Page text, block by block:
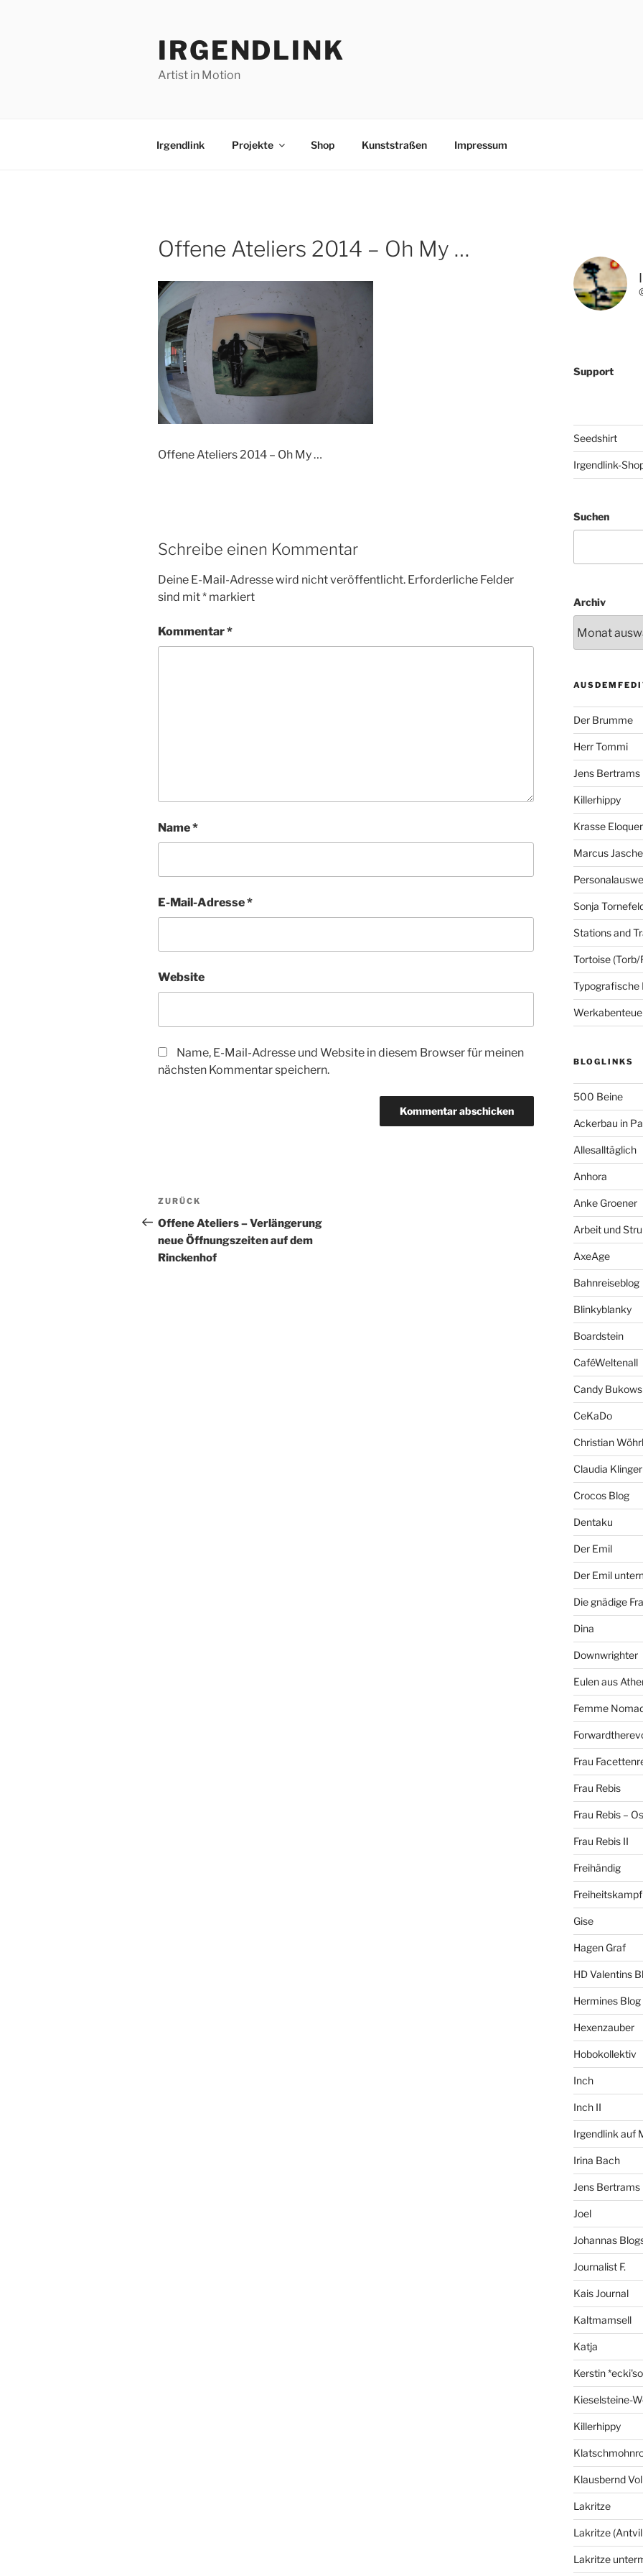
IRGENDLINK
Artist in Motion
Irgendlink Projekte Shop Kunststraßen Impressum
Offene Ateliers 2014 – Oh My …
Offene Ateliers 2014 – Oh My …
Schreibe einen Kommentar
Deine E-Mail-Adresse wird nicht veröffentlicht. Erforderliche Felder
sind mit* markiert
Kommentar*
Name*
E-Mail-Adresse*
Website
Name, E-Mail-Adresse und Website in diesem Browser für meinen
nächsten Kommentar speichern.
Beitragsnavigation
Vorheriger
Beitrag
ZURÜCK
Offene Ateliers – Verlängerung
neue Öffnungszeiten auf dem
Rinckenhof
Support
Seedshirt
Irgendlink-
Suchen
Archiv
Der Brumme
Herr Tommi
Jens Bertrams
Killerhippy
Krasse
Marcus
Sonja
Stations and
Tortoise (Torb/
Typografische
BLOGLINKS
500 Beine
Ackerbau in
Allesalltäglich
Anhora
Anke Groener
Arbeit und
AxeAge
Bahnreiseblog
Blinkyblanky
Boardstein
CaféWeltenall
Candy
CeKaDo
Christian Wöhrl
Claudia Klinger
Crocos Blog
Dentaku
Der Emil
Der Emil
Die gnädige
Dina
Downwrighter
Eulen aus
Femme
Frau
Frau Rebis
Frau Rebis –
Frau Rebis II
Freihändig
Freiheitskampf
Gise
Hagen Graf
HD Valentins
Hermines Blog
Hexenzauber
Hobokollektiv
Inch
Inch II
Irgendlink auf
Irina Bach
Jens Bertrams
Joel
Johannas
Journalist F.
Kais Journal
Kaltmamsell
Katja
Kerstin
Kieselsteine-
Killerhippy
Klausbernd
Lakritze
Lakritze
Lakritze